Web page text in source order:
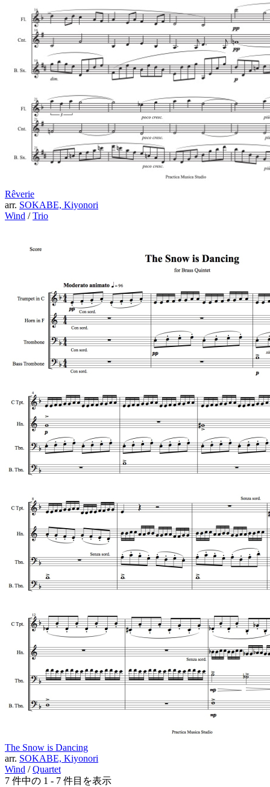
Rêverie
arr. SOKABE, Kiyonori
Wind /Trio
The Snow is Dancing
arr. SOKABE, Kiyonori
Wind /Quartet
7 件中の 1 - 7 件目を表示